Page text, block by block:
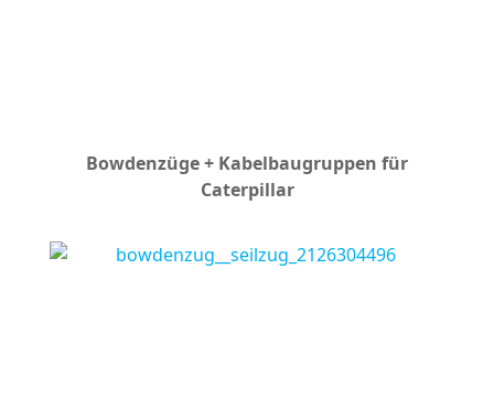
Bowdenzüge + Kabelbaugruppen für
Caterpillar